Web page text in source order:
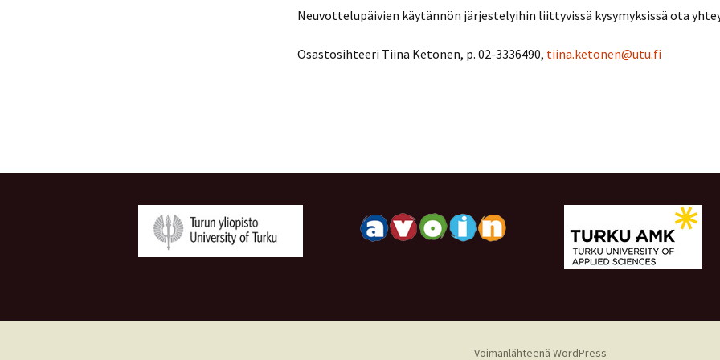
Neuvottelupäivien käytännön järjestelyihin liittyvissä kysymyksissä ota
Osastosihteeri Tiina Ketonen, p. 02-3336490, tiina.ketonen@utu.fi
Voimanlähteenä WordPress